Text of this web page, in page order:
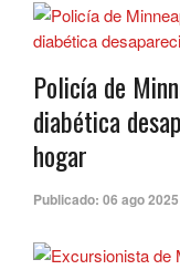
Policía de
diabética
hogar
Publicado: 06 ago 2025